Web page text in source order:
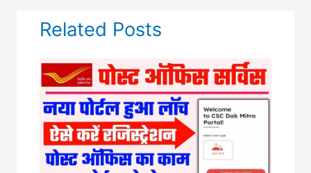
Related Posts